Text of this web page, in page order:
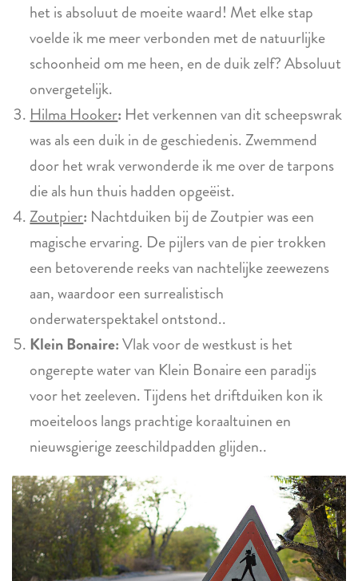
het is absoluut de moeite waard! Met elke stap
voelde ik me meer verbonden met de natuurlijke
schoonheid om me heen, en de duik zelf? Absoluut
onvergetelijk.
Hilma Hooker: Het verkennen van dit scheepswrak
was als een duik in de geschiedenis. Zwemmend
door het wrak verwonderde ik me over de tarpons
die als hun thuis hadden opgeëist.
Zoutpier: Nachtduiken bij de Zoutpier was een
magische ervaring. De pijlers van de pier trokken
een betoverende reeks van nachtelijke zeewezens
aan, waardoor een surrealistisch
onderwaterspektakel ontstond..
Klein Bonaire:Vlak voor de westkust is het
ongerepte water van Klein Bonaire een paradijs
voor het zeeleven. Tijdens het driftduiken kon ik
moeiteloos langs prachtige koraaltuinen en
nieuwsgierige zeeschildpadden glijden..